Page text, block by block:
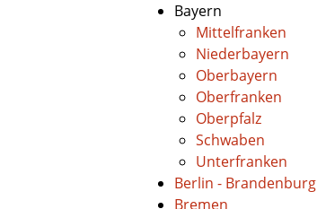
Bayern
Mittelfranken
Niederbayern
Oberbayern
Oberfranken
Oberpfalz
Schwaben
Unterfranken
Berlin - Brandenburg
Bremen